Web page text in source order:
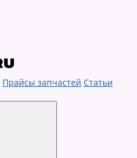
Прайсы запчастей Статьи